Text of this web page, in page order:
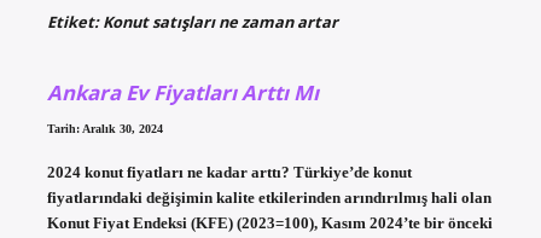
Etiket:Konut satışları ne zaman artar
Ankara Ev Fiyatları Arttı Mı
Tarih: Aralık 30, 2024
2024 konut fiyatları ne kadar arttı? Türkiye’de konut
fiyatlarındaki değişimin kalite etkilerinden arındırılmış hali olan
Konut Fiyat Endeksi (KFE) (2023=100), Kasım 2024’te bir önceki